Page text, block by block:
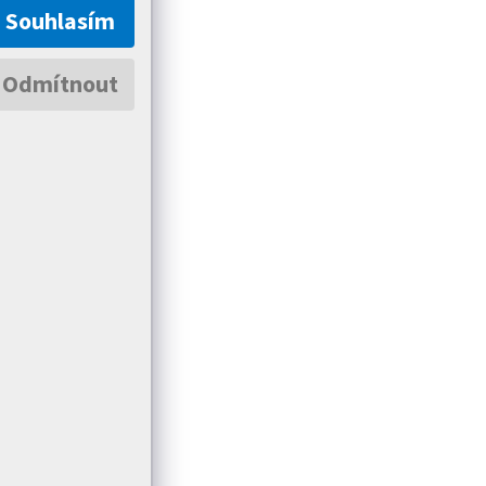
Odmítnout
Souhlasím